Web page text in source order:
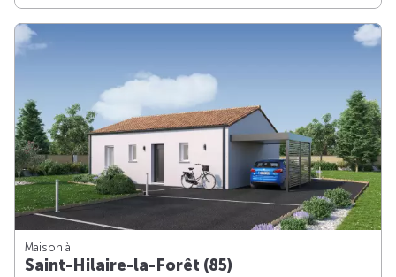
Maison à
Saint-Hilaire-la-Forêt (85)